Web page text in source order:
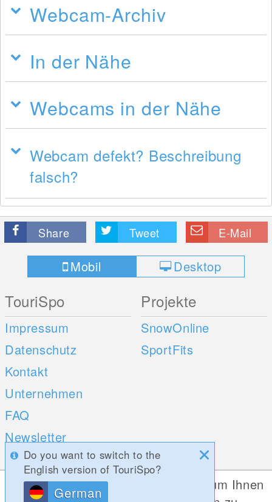
Webcam-Archiv
In der Nähe
Webcams in der Nähe
Webcam defekt? Beschreibung
falsch?
Share Tweet E-Mail
Mobil Desktop
TouriSpo
Impressum
Datenschutz
Kontakt
Unternehmen
FAQ
Newsletter
Umfragen
Projekte
SnowOnline
SportFits
Mobile Apps Social Web
Do you want to switch to the
English version of TouriSpo?
German
Diese Website verwendet Cookies, um Ihnen